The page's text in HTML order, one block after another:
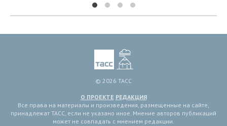
© 2026 ТАСС
О ПРОЕКТЕ РЕДАКЦИЯ
Все права на материалы и произведения, размещенные на сайте,
принадлежат ТАСС, если не указано иное. Мнение авторов публикаций
может не совпадать с мнением редакции.